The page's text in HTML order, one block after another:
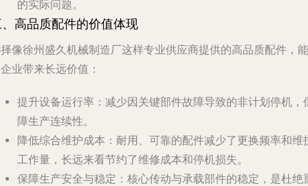
的实际问题。
高品质配件的价值体现
像徐州盛久机械制造厂这样专业供应商提供的高品质配件，能
业带来长远价值：
提升设备运行率 ：减少因关键部件故障导致的非计划停机，
障生产连续性。
降低综合维护成本 ：耐用、可靠的配件减少了更换频率和维
工作量，长远来看节约了维修成本和停机损失。
保障生产安全与稳定 ：核心传动与承载部件的稳定，是杜绝